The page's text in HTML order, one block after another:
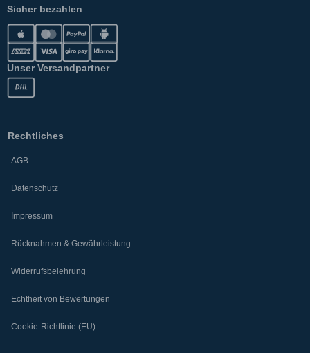
Sicher bezahlen
Unser Versandpartner
Rechtliches
AGB
Datenschutz
Impressum
Rücknahmen & Gewährleistung
Widerrufsbelehrung
Echtheit von Bewertungen
Cookie-Richtlinie (EU)